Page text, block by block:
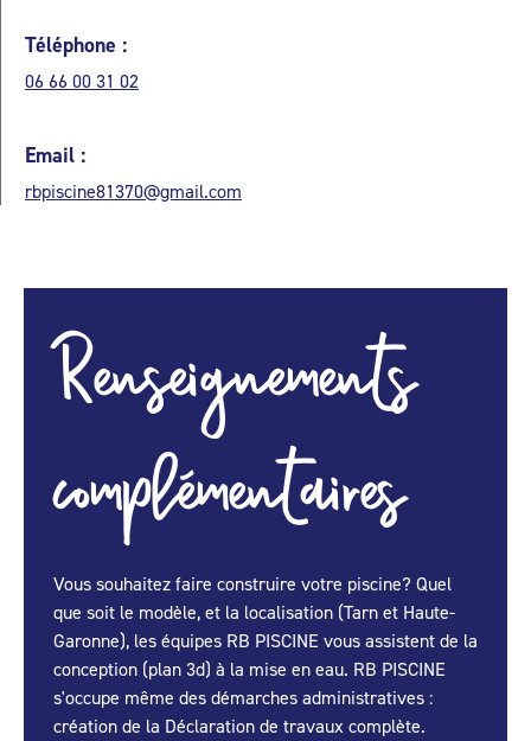
Téléphone :
06 66 00 31 02
Email :
rbpiscine81370@gmail.com
Renseignements
complémentaires
Vous souhaitez faire construire votre piscine? Quel
que soit le modèle, et la localisation (Tarn et Haute-
Garonne), les équipes RB PISCINE vous assistent de la
conception (plan 3d) à la mise en eau. RB PISCINE
s'occupe même des démarches administratives :
création de la Déclaration de travaux complète.